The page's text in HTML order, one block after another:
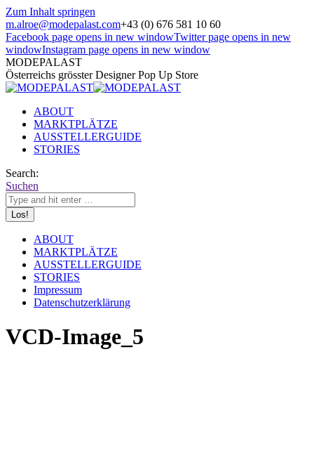
Zum Inhalt springen
m.alroe@modepalast.com+43 (0) 676 581 10 60
Facebook page opens in new windowTwitter page opens in new
windowInstagram page opens in new window
MODEPALAST
Österreichs grösster Designer Pop Up Store
ABOUT
MARKTPLÄTZE
AUSSTELLERGUIDE
STORIES
Search:
Suchen
ABOUT
MARKTPLÄTZE
AUSSTELLERGUIDE
STORIES
Impressum
Datenschutzerklärung
VCD-Image_5